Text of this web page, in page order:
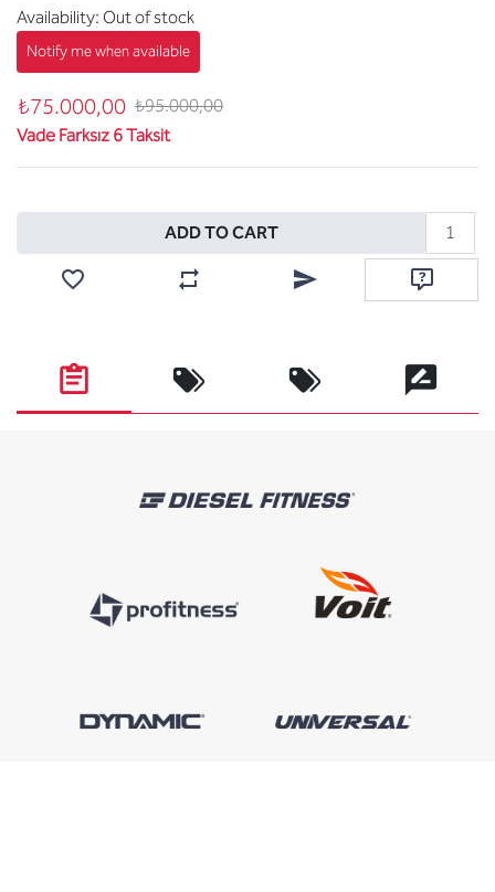
Availability: Out of stock
₺75.000,00 ₺95.000,00
Vade Farksız 6 Taksit
ADD TO CART
Add to wishlist Add to compare listEmail a friend Ask